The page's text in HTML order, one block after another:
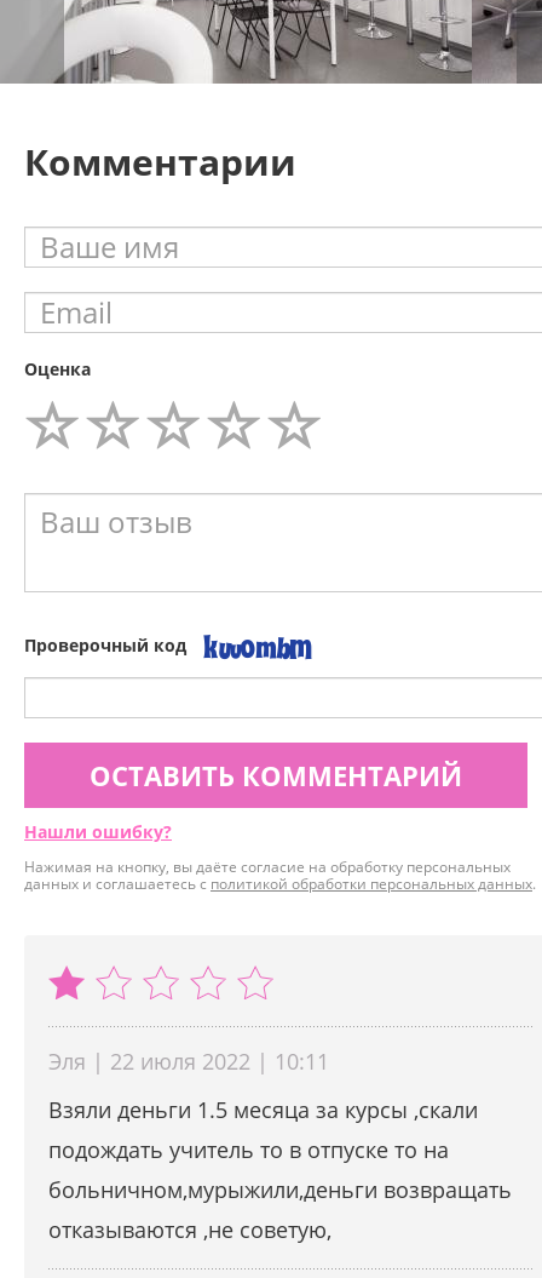
Комментарии
Оценка
Проверочный код
ОСТАВИТЬ КОММЕНТАРИЙ
Нашли ошибку?
Нажимая на кнопку, вы даёте согласие на обработку персональных
данных и соглашаетесь с политикой обработки персональных данных.
Эля | 22 июля 2022 | 10:11
Взяли деньги 1.5 месяца за курсы ,скали
подождать учитель то в отпуске то на
больничном,мурыжили,деньги возвращать
отказываются ,не советую,